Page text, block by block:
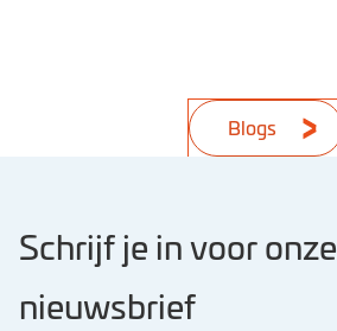
Blogs
Schrijf je in voor onze
nieuwsbrief